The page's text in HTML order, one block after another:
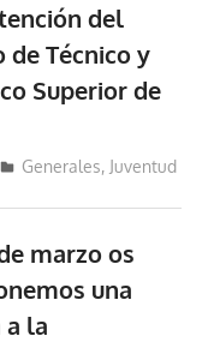
del
de Técnico y
Superior de
Generales, Juventud
marzo os
una
a la